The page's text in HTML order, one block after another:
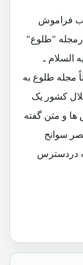
فراموش
"طلوع"
السلام ـ
علاوتاً مجله طلوع به
کشور یک
با عکس ها و متن گفته
سوانح
دردسترس